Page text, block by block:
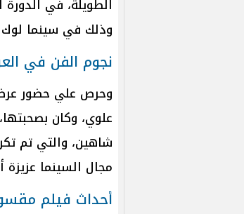
وذلك في سينما لوك
نجوم الفن في
وحرص علي حضور
علوي، وكان
شاهين، والتي تم
مجال السينما عزيزة
أحداث فيلم